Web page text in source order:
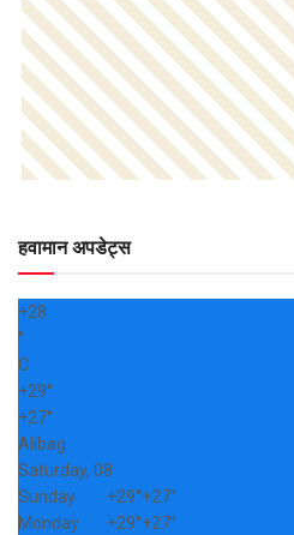
हवामान अपडेट्स
+28
°
C
+29°
+27°
Alibag
Saturday, 08
Sunday
+29°+27°
Monday
+29°+27°